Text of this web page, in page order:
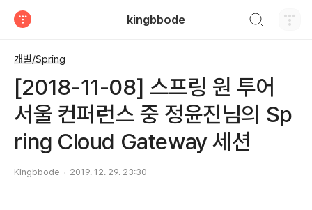
kingbbode
개발/Spring
[2018-11-08] 스프링 원 투어
서울 컨퍼런스 중 정윤진님의 Sp
ring Cloud Gateway 세션
Kingbbode 2019. 12. 29. 23:30